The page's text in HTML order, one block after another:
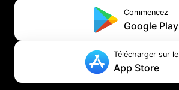
Commencez
Google Play
Télécharger sur le
App Store